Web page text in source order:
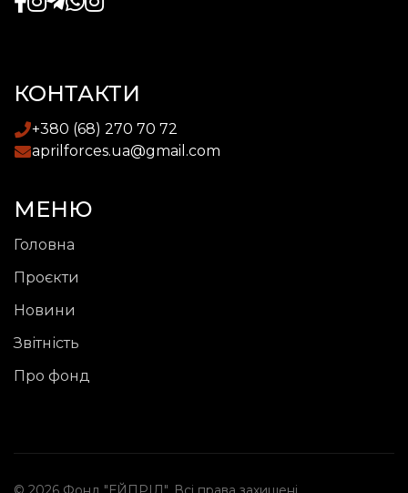
КОНТАКТИ
+380 (68) 270 70 72
aprilforces.ua@gmail.com
МЕНЮ
Головна
Проєкти
Новини
Звітність
Про фонд